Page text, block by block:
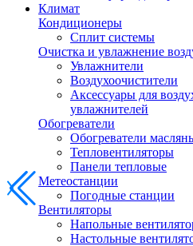
Климат
Кондиционеры
Сплит системы
Очистка и увлажнение
Увлажнители
Воздухоочистители
Аксессуары для
увлажнителей
Обогреватели
Обогреватели
Тепловентиляторы
Панели тепловые
Метеостанции
Погодные станции
Вентиляторы
Напольные
Настольные